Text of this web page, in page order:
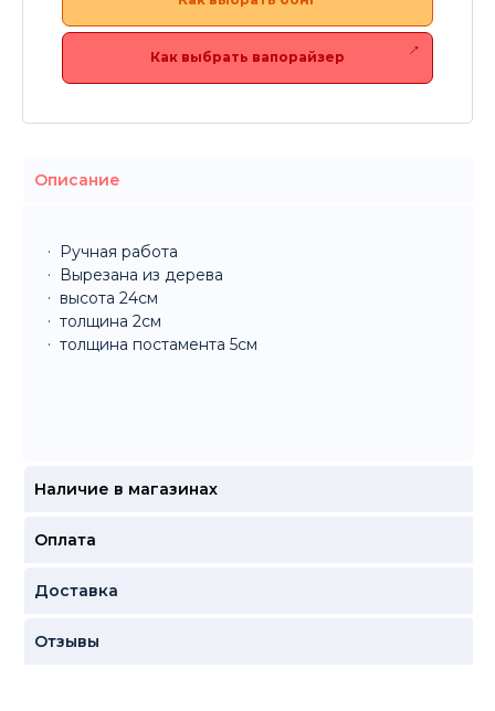
Как выбрать вапорайзер
Описание
Ручная работа
Вырезана из дерева
высота 24см
толщина 2см
толщина постамента 5см
Наличие в магазинах
Оплата
Доставка
Отзывы